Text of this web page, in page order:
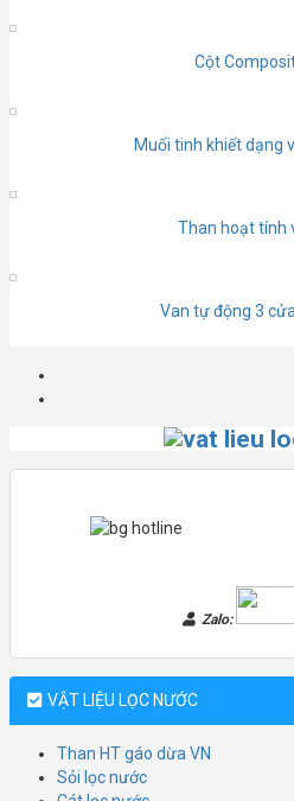
Cột
Muối tinh khiết dạng
Than hoạt tính
Van tự động 3
Zalo:
VẬT LIỆU LỌC NƯỚC
Than HT gáo dừa VN
Sỏi lọc nước